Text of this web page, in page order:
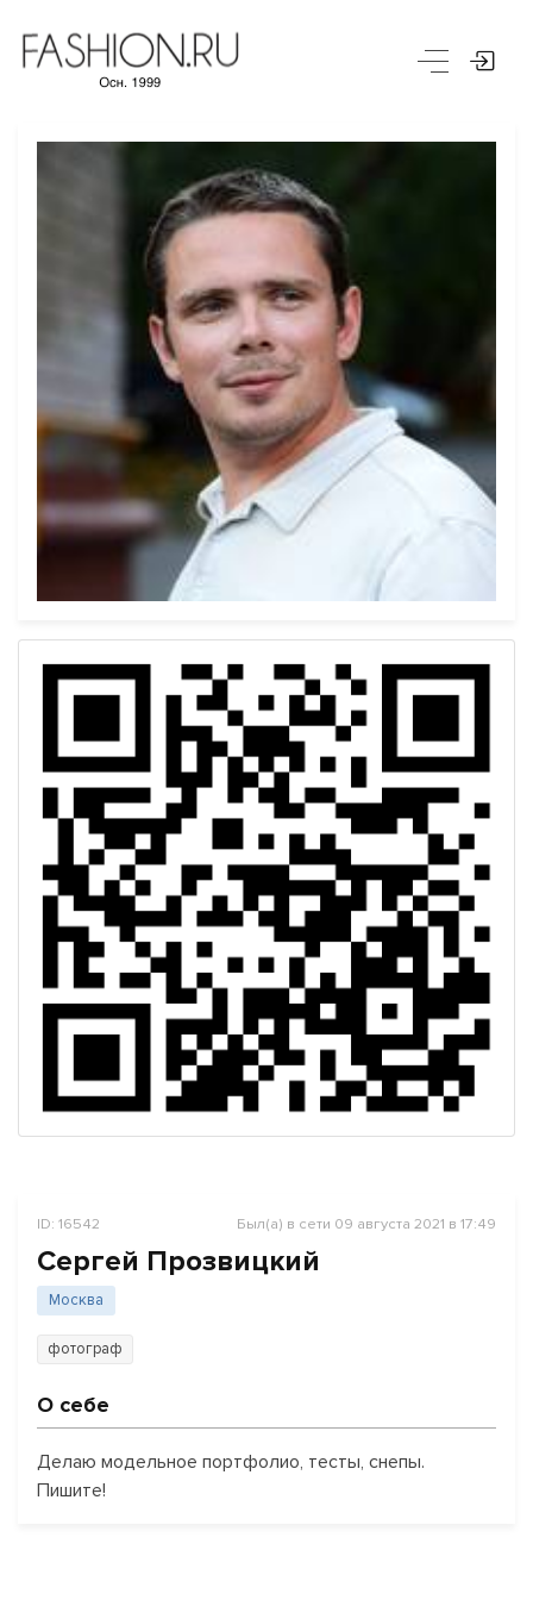
ID: 16542 Был(а) в сети 09 августа 2021 в 17:49
Сергей Прозвицкий
Москва
фотограф
О себе
Делаю модельное портфолио, тесты, снепы.
Пишите!